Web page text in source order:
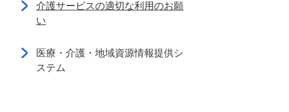
介護サービスの適切な利用のお願
い
医療・介護・地域資源情報提供シ
ステム